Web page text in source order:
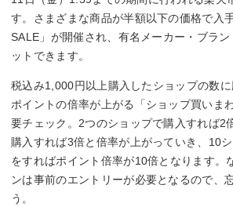
す。さまざまな商品が半額以下の価格で入
SALE」が開催され、有名メーカー・ブラ
ットできます。
税込み1,000円以上購入したショップの数
ポイントの倍率が上がる「ショップ買いま
要チェック。2つのショップで購入すれば2
購入すれば3倍と倍率が上がっていき、10
をすればポイント倍率が10倍となります。
ンは事前のエントリーが必要となるので、
う。